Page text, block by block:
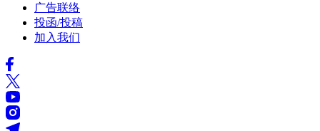
广告联络
投函/投稿
加入我们